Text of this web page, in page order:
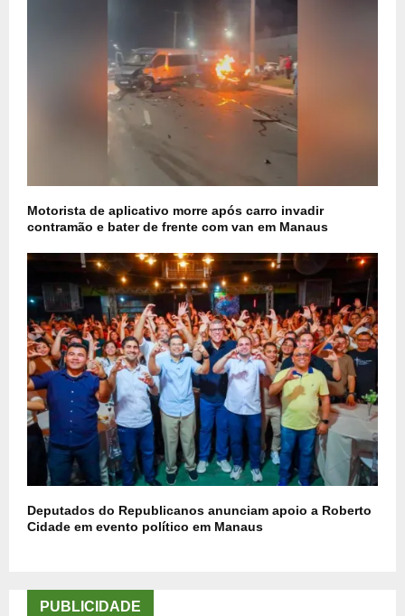
Motorista de aplicativo morre após carro invadir
contramão e bater de frente com van em Manaus
Deputados do Republicanos anunciam apoio a Roberto
Cidade em evento político em Manaus
PUBLICIDADE